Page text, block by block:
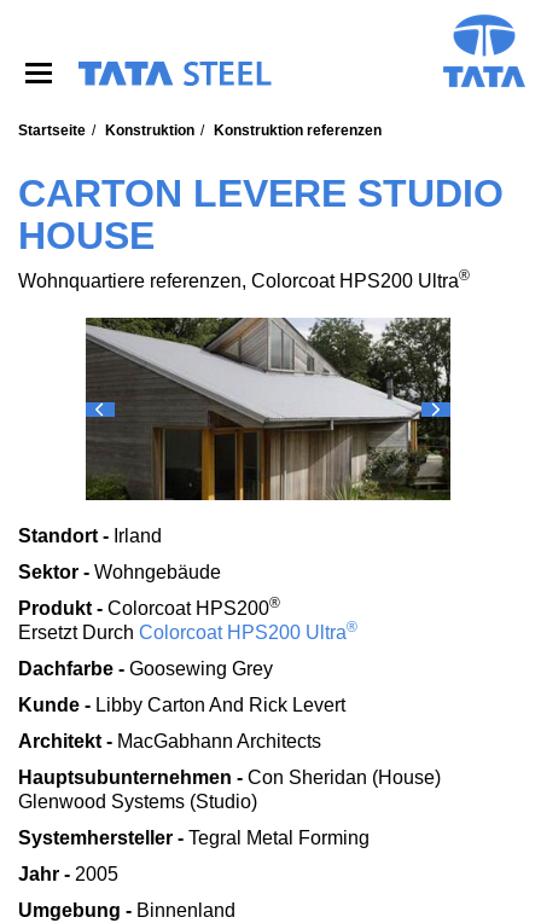
Startseite Konstruktion Konstruktion referenzen
CARTON LEVERE STUDIO
HOUSE
Wohnquartiere referenzen, Colorcoat HPS200 Ultra®
Standort - Irland
Sektor - Wohngebäude
Produkt - Colorcoat HPS200®
Ersetzt Durch Colorcoat HPS200 Ultra®
Dachfarbe - Goosewing Grey
Kunde - Libby Carton And Rick Levert
Architekt - MacGabhann Architects
Hauptsubunternehmen - Con Sheridan (House)
Glenwood Systems (Studio)
Systemhersteller - Tegral Metal Forming
Jahr - 2005
Umgebung - Binnenland